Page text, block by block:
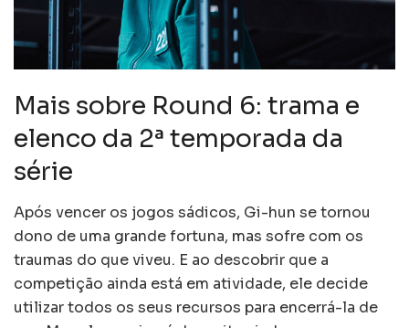
Mais sobre Round 6: trama e
elenco da 2ª temporada da
série
Após vencer os jogos sádicos, Gi-hun se tornou
dono de uma grande fortuna, mas sofre com os
traumas do que viveu. E ao descobrir que a
competição ainda está em atividade, ele decide
utilizar todos os seus recursos para encerrá-la de